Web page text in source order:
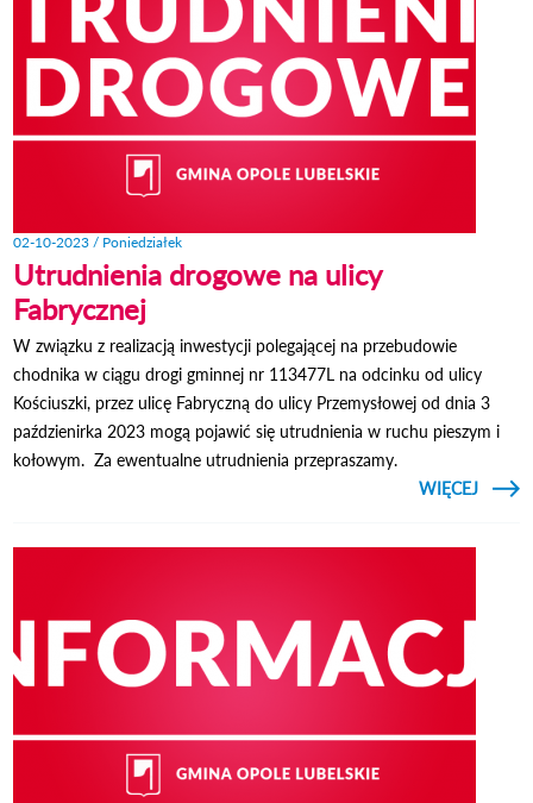
02-10-2023 / Poniedziałek
Utrudnienia drogowe na ulicy
Fabrycznej
W związku z realizacją inwestycji polegającej na przebudowie
chodnika w ciągu drogi gminnej nr 113477L na odcinku od ulicy
Kościuszki, przez ulicę Fabryczną do ulicy Przemysłowej od dnia 3
paździenirka 2023 mogą pojawić się utrudnienia w ruchu pieszym i
kołowym. Za ewentualne utrudnienia przepraszamy.
CZYTAJ
WIĘCEJ